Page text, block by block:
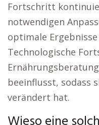
Fortschritt
notwendigen
optimale
Technologische
beeinflusst, sodass
verändert hat.